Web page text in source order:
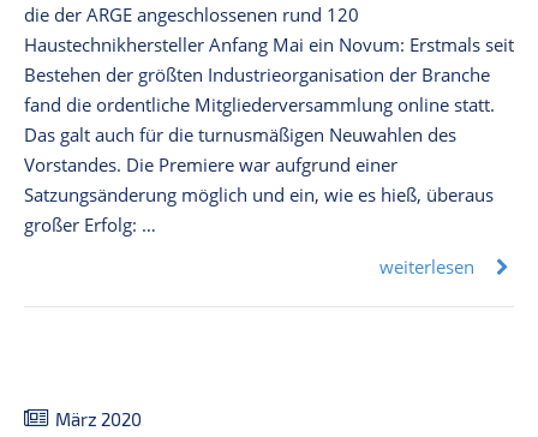
die der ARGE angeschlossenen rund 120
Haustechnikhersteller Anfang Mai ein Novum: Erstmals seit
Bestehen der größten Industrieorganisation der Branche
fand die ordentliche Mitgliederversammlung online statt.
Das galt auch für die turnusmäßigen Neuwahlen des
Vorstandes. Die Premiere war aufgrund einer
Satzungsänderung möglich und ein, wie es hieß, überaus
großer Erfolg: …
weiterlesen
März 2020